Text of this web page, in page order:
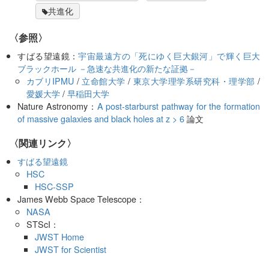
共進化
〈参照〉
すばる望遠鏡：宇宙最遠方の「死にゆく巨大銀河」で輝く巨大
ブラックホール －急速な共進化の新たな証拠－
カブリIPMU / 立命館大学 / 東京大学理学系研究科・理学部 /
愛媛大学/早稲田大学
Nature Astronomy： A post-starburst pathway for the formation
of massive galaxies and black holes at z > 6論文
〈関連リンク〉
すばる望遠鏡
HSC
HSC-SSP
James Webb Space Telescope：
NASA
STScI：
JWST Home
JWST for Scientist